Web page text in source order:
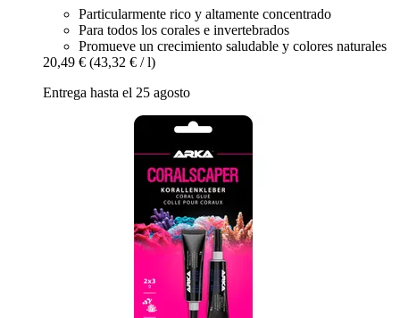
Particularmente rico y altamente concentrado
Para todos los corales e invertebrados
Promueve un crecimiento saludable y colores naturales
20,49 € (43,32 € / l)
Entrega hasta el 25 agosto